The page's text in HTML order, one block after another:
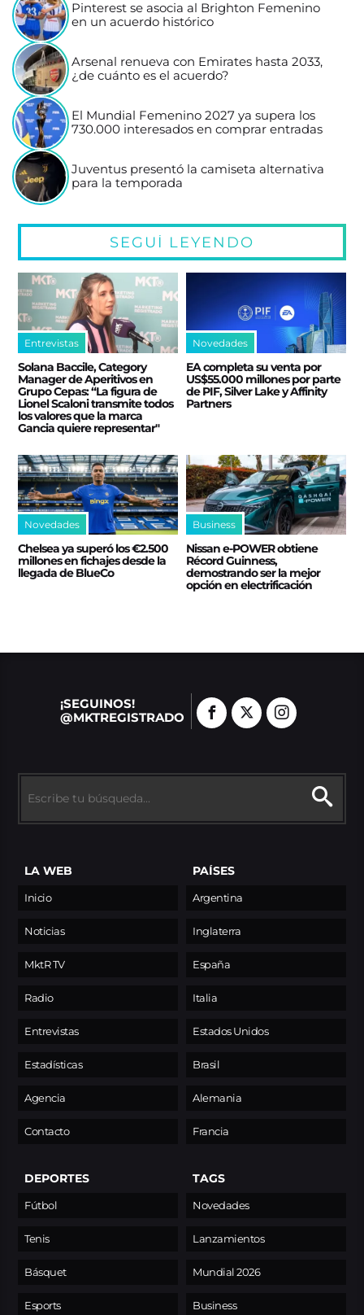
Pinterest se asocia al Brighton Femenino
en un acuerdo histórico
Arsenal renueva con Emirates hasta 2033,
¿de cuánto es el acuerdo?
El Mundial Femenino 2027 ya supera los
730.000 interesados en comprar entradas
Juventus presentó la camiseta alternativa
para la temporada
SEGUÍ LEYENDO
Entrevistas
Solana Baccile, Category
Manager de Aperitivos en
Grupo Cepas: “La figura de
Lionel Scaloni transmite todos
los valores que la marca
Gancia quiere representar"
Novedades
EA completa su venta por
US$55.000 millones por parte
de PIF, Silver Lake y Affinity
Partners
Novedades
Chelsea ya superó los €2.500
millones en fichajes desde la
llegada de BlueCo
Business
Nissan e‑POWER obtiene
Récord Guinness,
demostrando ser la mejor
opción en electrificación
¡SEGUINOS!
@MKTREGISTRADO
LA WEB
Inicio
Noticias
MktR TV
Radio
Entrevistas
Estadísticas
Agencia
Contacto
PAÍSES
Argentina
Inglaterra
España
Italia
Estados Unidos
Brasil
Alemania
Francia
DEPORTES
Fútbol
Tenis
Básquet
Esports
TAGS
Novedades
Lanzamientos
Mundial 2026
Business